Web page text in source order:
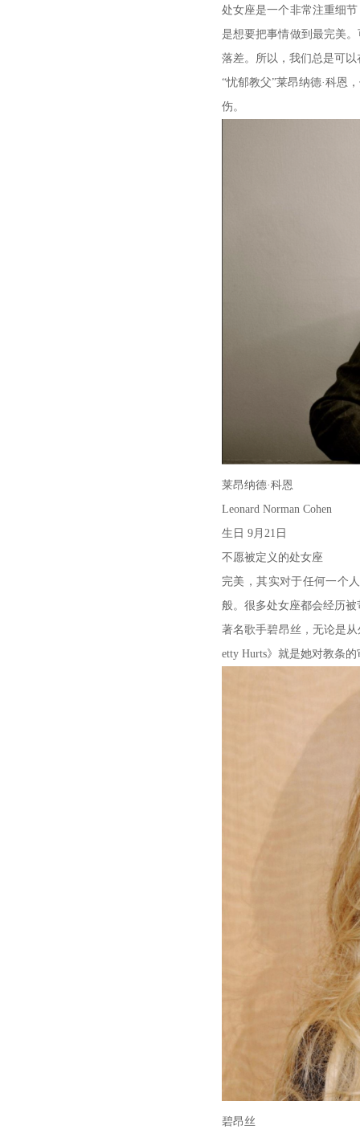
处女座是一个非常注重细
是想要把事情做到最完美
落差。所以，我们总是可
“忧郁教父”莱昂纳德·科恩
伤。
莱昂纳德·科恩
Leonard Norman Cohen
生日 9月21日
不愿被定义的处女座
完美，其实对于任何一个
般。很多处女座都会经历
著名歌手碧昂丝，无论是
etty Hurts》就是她对教条
碧昂丝